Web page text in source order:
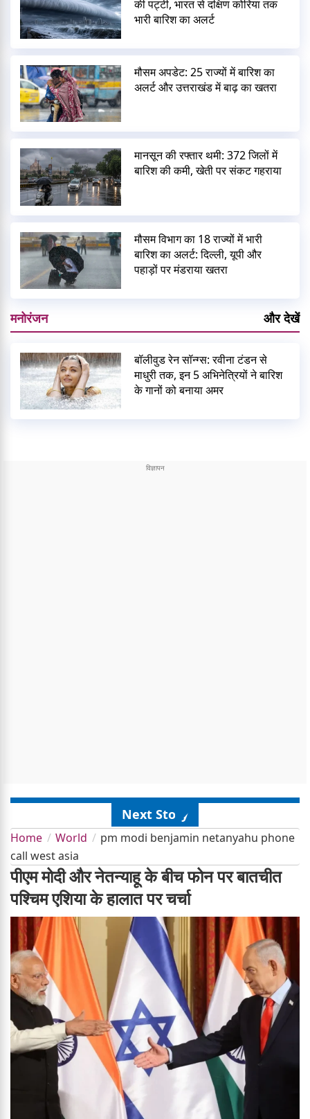
की पट्टी, भारत से दक्षिण कोरिया तक
भारी बारिश का अलर्ट
मौसम अपडेट: 25 राज्यों में बारिश का
अलर्ट और उत्तराखंड में बाढ़ का खतरा
मानसून की रफ्तार थमी: 372 जिलों में
बारिश की कमी, खेती पर संकट गहराया
मौसम विभाग का 18 राज्यों में भारी
बारिश का अलर्ट: दिल्ली, यूपी और
पहाड़ों पर मंडराया खतरा
मनोरंजन और देखें
बॉलीवुड रेन सॉन्ग्स: रवीना टंडन से
माधुरी तक, इन 5 अभिनेत्रियों ने बारिश
के गानों को बनाया अमर
Next Story
Home World
pm modi benjamin netanyahu phone
call west asia
पीएम मोदी और नेतन्याहू के बीच फोन पर बातचीत
पश्चिम एशिया के हालात पर चर्चा